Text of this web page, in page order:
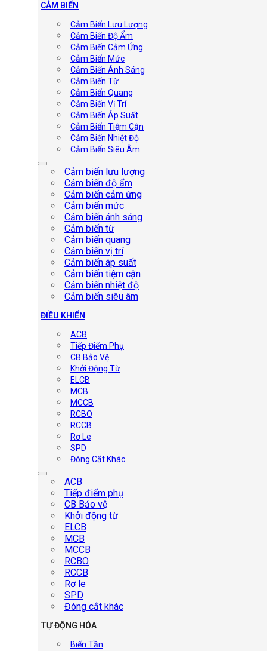
CẢM BIẾN
Cảm Biến Lưu Lượng
Cảm Biến Độ Ẩm
Cảm Biến Cảm Ứng
Cảm Biến Mức
Cảm Biến Ánh Sáng
Cảm Biến Từ
Cảm Biến Quang
Cảm Biến Vị Trí
Cảm Biến Áp Suất
Cảm Biến Tiệm Cận
Cảm Biến Nhiệt Độ
Cảm Biến Siêu Âm
Cảm biến lưu lượng
Cảm biến độ ẩm
Cảm biến cảm ứng
Cảm biến mức
Cảm biến ánh sáng
Cảm biến từ
Cảm biến quang
Cảm biến vị trí
Cảm biến áp suất
Cảm biến tiệm cận
Cảm biến nhiệt độ
Cảm biến siêu âm
ĐIỀU KHIỂN
ACB
Tiếp Điểm Phụ
CB Bảo Vệ
Khởi Động Từ
ELCB
MCB
MCCB
RCBO
RCCB
Rơ Le
SPD
Đóng Cắt Khác
ACB
Tiếp điểm phụ
CB Bảo vệ
Khởi động từ
ELCB
MCB
MCCB
RCBO
RCCB
Rơ le
SPD
Đóng cắt khác
TỰ ĐỘNG HÓA
Biến Tần